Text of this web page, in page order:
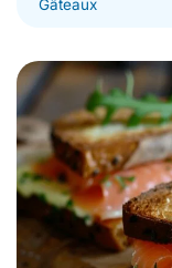
Gâteaux